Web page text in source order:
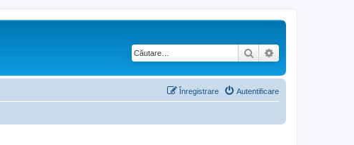
Căutare
Autentificare
Înregistrare